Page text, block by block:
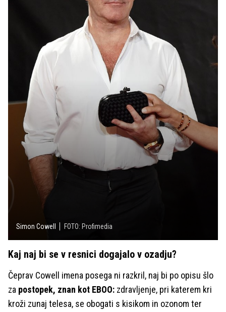
Simon Cowell FOTO: Profimedia
Kaj naj bi se v resnici dogajalo v ozadju?
Čeprav Cowell imena posega ni razkril, naj bi po opisu šlo
za postopek, znan kot EBOO: zdravljenje, pri katerem kri
kroži zunaj telesa, se obogati s kisikom in ozonom ter